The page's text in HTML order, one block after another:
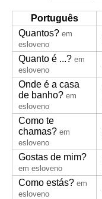
Português
Quantos? em
esloveno
Quanto é ...? em
esloveno
Onde é a casa
de banho? em
esloveno
Como te
chamas? em
esloveno
Gostas de mim?
em esloveno
Como estás? em
esloveno